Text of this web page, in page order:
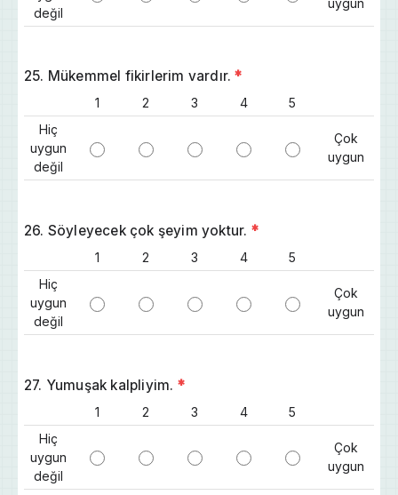
değil
25. Mükemmel fikirlerim vardır.*
1 2 3 4
5
Hiç
uygun
değil
Çok
uygun
26. Söyleyecek çok şeyim yoktur. *
1 2 3 4
5
Hiç
uygun
değil
Çok
uygun
27. Yumuşak kalpliyim. *
1 2 3 4
5
Hiç
uygun
değil
Çok
uygun